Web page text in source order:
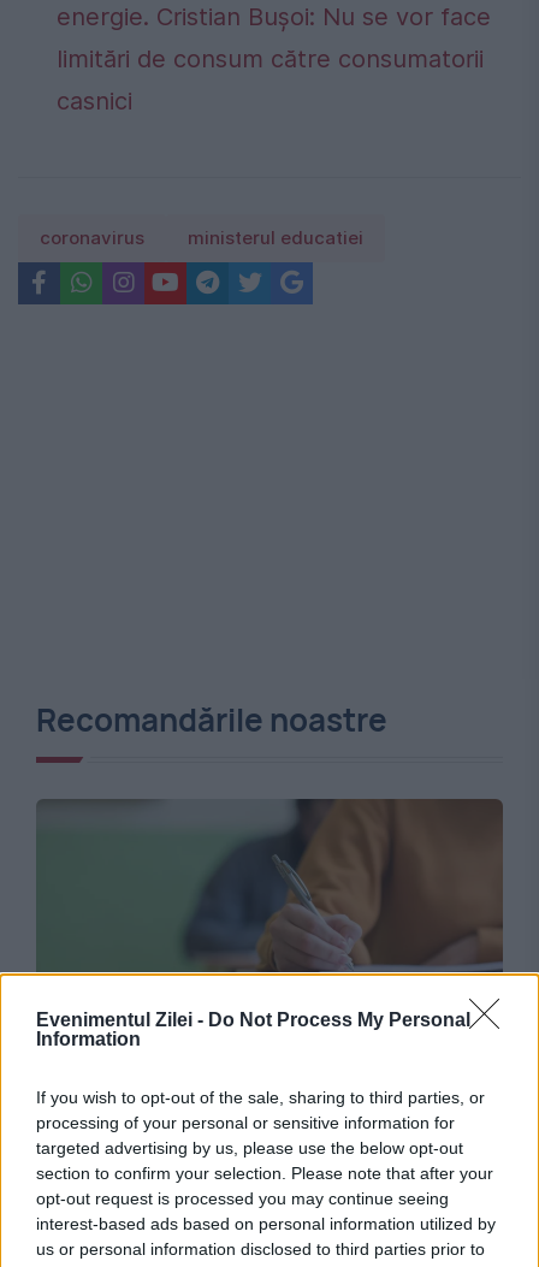
Evenimentul Zilei - Do Not Process My Personal
Information
If you wish to opt-out of the sale, sharing to third parties, or
processing of your personal or sensitive information for
targeted advertising by us, please use the below opt-out
section to confirm your selection. Please note that after your
opt-out request is processed you may continue seeing
interest-based ads based on personal information utilized by
us or personal information disclosed to third parties prior to
energie. Cristian Bușoi: Nu se vor face
limitări de consum către consumatorii
casnici
coronavirus ministerul educatiei
Recomandările noastre
Anul școlar 2026–2027. Toate datele pe care
trebuie să le știe elevii și părinții